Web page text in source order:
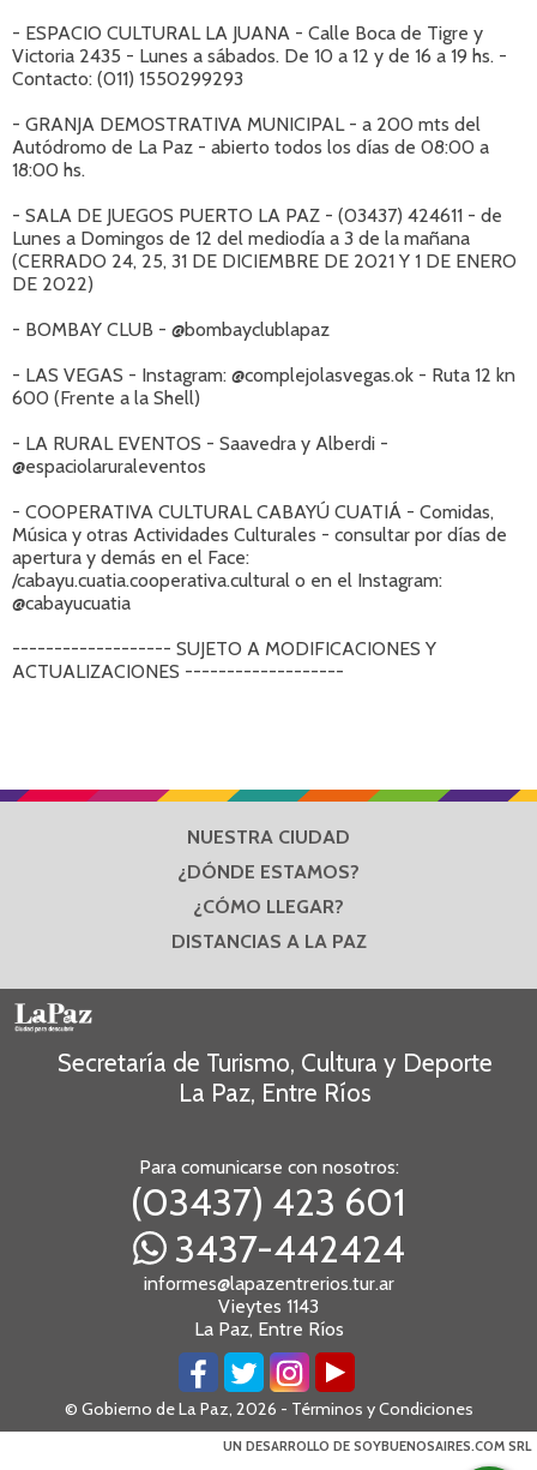
- ESPACIO CULTURAL LA JUANA - Calle Boca de Tigre y
Victoria 2435 - Lunes a sábados. De 10 a 12 y de 16 a 19 hs. -
Contacto: (011) 1550299293
- GRANJA DEMOSTRATIVA MUNICIPAL - a 200 mts del
Autódromo de La Paz - abierto todos los días de 08:00 a
18:00 hs.
- SALA DE JUEGOS PUERTO LA PAZ - (03437) 424611 - de
Lunes a Domingos de 12 del mediodía a 3 de la mañana
(CERRADO 24, 25, 31 DE DICIEMBRE DE 2021 Y 1 DE ENERO
DE 2022)
- BOMBAY CLUB - @bombayclublapaz
- LAS VEGAS - Instagram: @complejolasvegas.ok - Ruta 12 kn
600 (Frente a la Shell)
- LA RURAL EVENTOS - Saavedra y Alberdi -
@espaciolaruraleventos
- COOPERATIVA CULTURAL CABAYÚ CUATIÁ - Comidas,
Música y otras Actividades Culturales - consultar por días de
apertura y demás en el Face:
/cabayu.cuatia.cooperativa.cultural o en el Instagram:
@cabayucuatia
------------------- SUJETO A MODIFICACIONES Y
ACTUALIZACIONES -------------------
NUESTRA CIUDAD
¿DÓNDE ESTAMOS?
¿CÓMO LLEGAR?
DISTANCIAS A LA PAZ
Secretaría de Turismo, Cultura y Deporte
La Paz, Entre Ríos
Para comunicarse con nosotros:
(03437) 423 601
3437-442424
informes@lapazentrerios.tur.ar
Vieytes 1143
La Paz, Entre Ríos
© Gobierno de La Paz, 2026 - Términos y Condiciones
UN DESARROLLO DE SOYBUENOSAIRES.COM SRL